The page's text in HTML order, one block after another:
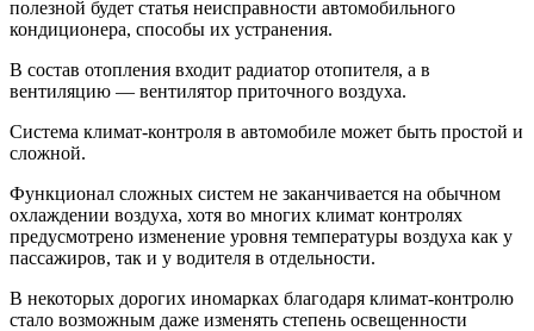
полезной будет статья неисправности автомобильного
кондиционера, способы их устранения.
В состав отопления входит радиатор отопителя, а в
вентиляцию — вентилятор приточного воздуха.
Система климат-контроля в автомобиле может быть простой и
сложной.
Функционал сложных систем не заканчивается на обычном
охлаждении воздуха, хотя во многих климат контролях
предусмотрено изменение уровня температуры воздуха как у
пассажиров, так и у водителя в отдельности.
В некоторых дорогих иномарках благодаря климат-контролю
стало возможным даже изменять степень освещенности